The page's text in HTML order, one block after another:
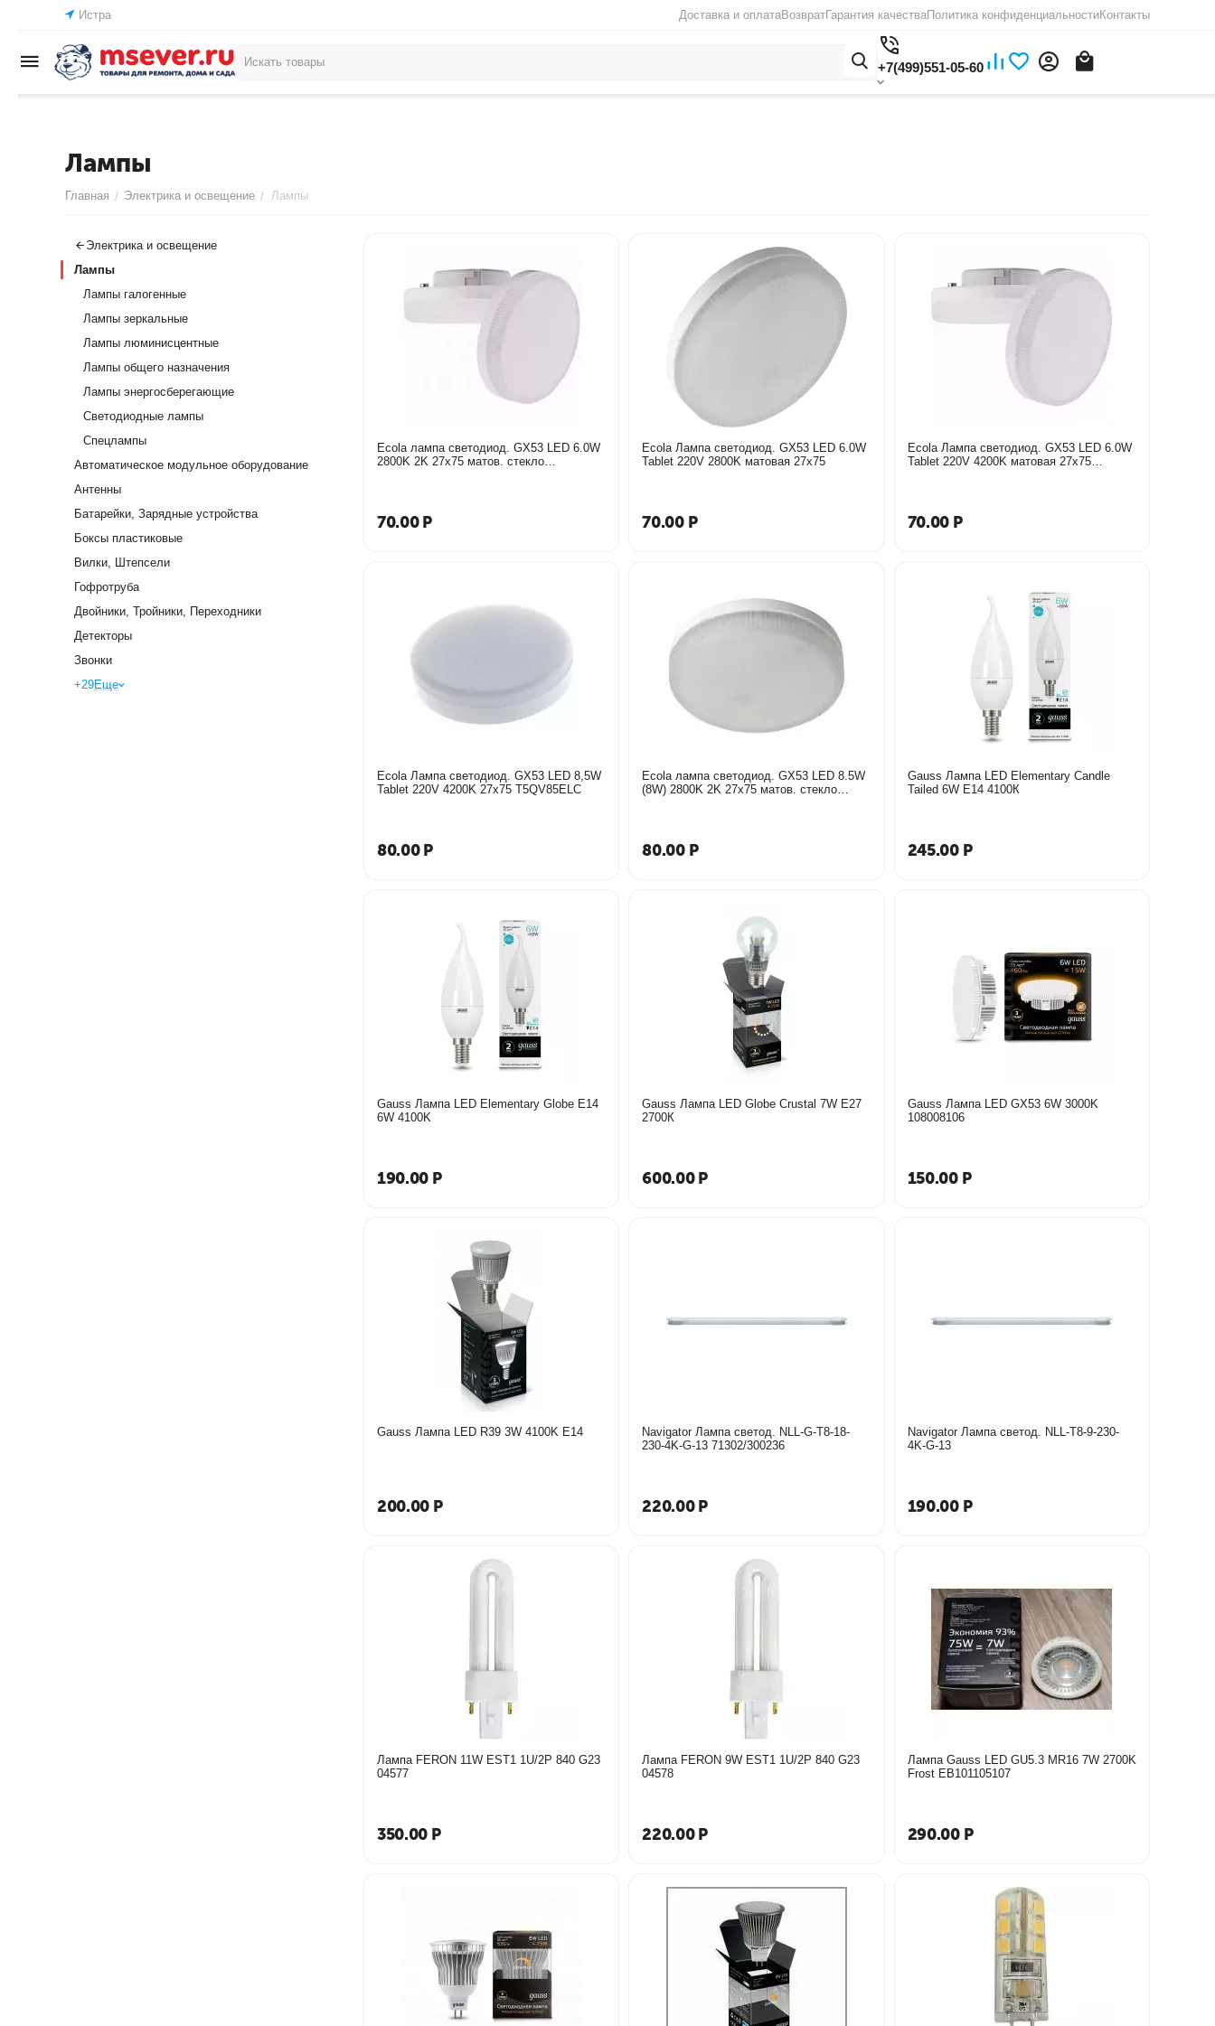
Истра Доставка и оплатаВозвратГарантия качестваПолитика конфиденциальностиКонтакты
+7(499)551-05-60
Лампы
Главная / Электрика и освещение / Лампы
Ecola лампа светодиод. GX53 LED 6.0W
2800K 2K 27x75 матов. стекло
70.00 Р
Ecola Лампа светодиод. GX53 LED 6.0W
Tablet 220V 2800K матовая 27x75
70.00 Р
Ecola Лампа светодиод. GX53 LED 6.0W
Tablet 220V 4200K матовая 27x75
70.00 Р
Ecola Лампа светодиод. GX53 LED 8,5W
Tablet 220V 4200K 27x75 T5QV85ELC
80.00 Р
Ecola лампа светодиод. GX53 LED 8.5W
(8W) 2800K 2K 27x75 матов. стекло
80.00 Р
Gauss Лампа LED Elementary Candle
Tailed 6W E14 4100К
245.00 Р
Gauss Лампа LED Elementary Globe E14
6W 4100K
190.00 Р
Gauss Лампа LED Globe Crustal 7W E27
2700К
600.00 Р
Gauss Лампа LED GX53 6W 3000K
108008106
150.00 Р
Gauss Лампа LED R39 3W 4100K Е14
200.00 Р
Navigator Лампа светод. NLL-G-T8-18-
230-4K-G-13 71302/300236
220.00 Р
Navigator Лампа светод. NLL-T8-9-230-
4K-G-13
190.00 Р
Лампа FERON 11W EST1 1U/2P 840 G23
04577
350.00 Р
Лампа FERON 9W EST1 1U/2P 840 G23
04578
220.00 Р
Лампа Gauss LED GU5.3 MR16 7W 2700K
Frost EB101105107
290.00 Р
Электрика и освещение
Лампы
Лампы галогенные
Лампы зеркальные
Лампы люминисцентные
Лампы общего назначения
Лампы энергосберегающие
Светодиодные лампы
Спецлампы
Автоматическое модульное оборудование
Антенны
Батарейки, Зарядные устройства
Боксы пластиковые
Вилки, Штепсели
Гофротруба
Двойники, Тройники, Переходники
Детекторы
Звонки
+29Еще